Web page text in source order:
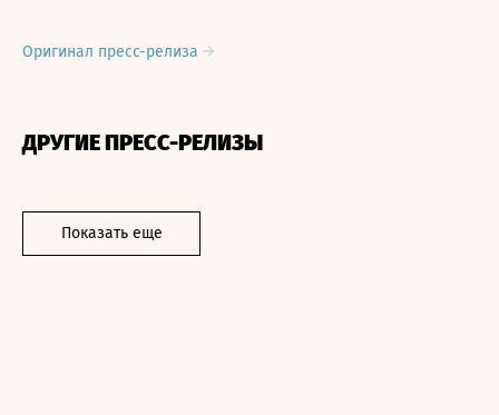
Оригинал пресс-релиза
ДРУГИЕ ПРЕСС-РЕЛИЗЫ
Показать еще